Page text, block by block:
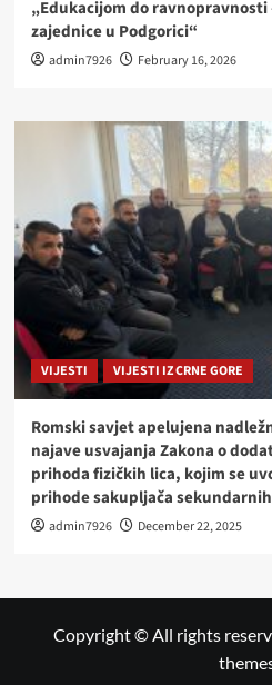
„Edukacijom do ravnopravnosti
zajednice u Podgorici“
admin7926 February 16, 2026
VIJESTI VIJESTI IZ CRNE GORE
Romski savjet apelujena
najave usvajanja Zakona o
prihoda fizičkih lica, kojim se
prihode sakupljača
admin7926 December 22, 2025
Copyright © All rights